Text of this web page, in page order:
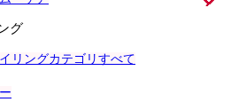
グ
リングカテゴリすべて